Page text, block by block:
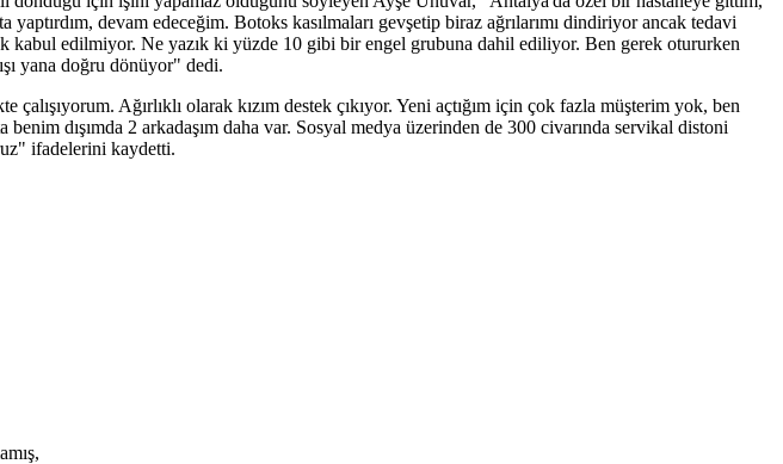
devam edeceğim. Botoks kasılmaları gevşetip biraz ağrılarımı dindiriyor ancak tedavi
kabul edilmiyor. Ne yazık ki yüzde 10 gibi bir engel grubuna dahil ediliyor. Ben gerek otururken
yana doğru dönüyor" dedi.
Ağırlıklı olarak kızım destek çıkıyor. Yeni açtığım için çok fazla müşterim yok, ben
dışımda 2 arkadaşım daha var. Sosyal medya üzerinden de 300 civarında servikal distoni
ifadelerini kaydetti.